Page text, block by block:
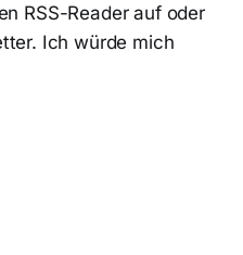
RSS-Reader auf oder
Ich würde mich